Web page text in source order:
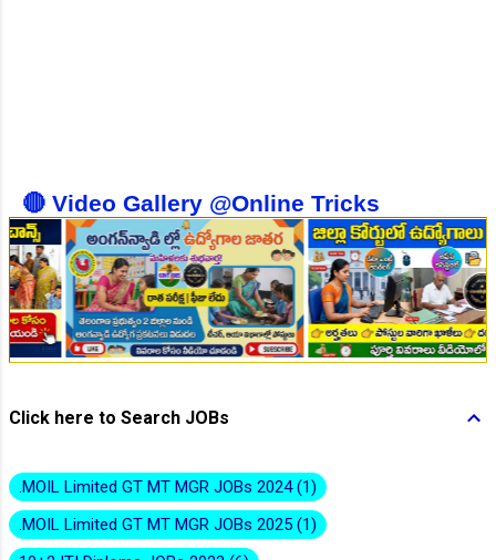
🔴 Video Gallery @Online Tricks
Click here to Search JOBs
.MOIL Limited GT MT MGR JOBs 2024 1
.MOIL Limited GT MT MGR JOBs 2025 1